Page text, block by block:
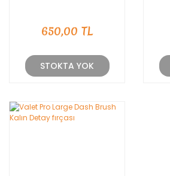
650,00 TL
STOKTA YOK